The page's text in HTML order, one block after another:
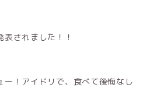
されました！！
！アイドリで、食べて後悔なし